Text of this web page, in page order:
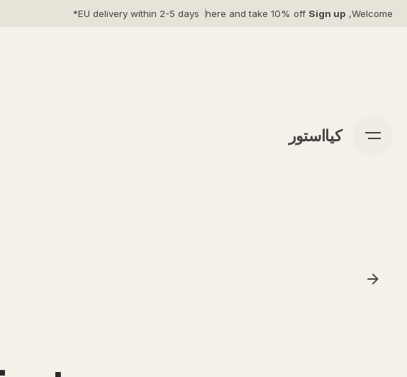
Welcome,
Sign up
here and take 10% off
EU delivery within 2-5 days*
کیااستور